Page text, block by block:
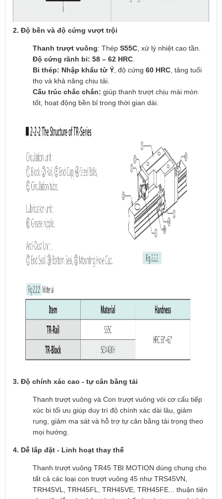
2. Độ bền và độ cứng vượt trội
Thanh trượt vuông: Thép S55C , xử lý nhiệt cao tần.
Độ cứng rãnh bi: 58 – 62 HRC
Bi thép: Nhập khẩu từ Ý , độ cứng 60 HRC , tăng tuổi
thọ và khả năng chịu tải.
Cấu trúc chắc chắn: giúp thanh trượt chịu mài mòn
tốt, hoạt động bền bỉ trong thời gian dài.
3. Độ chính xác cao - tự cân bằng tải
Thanh trượt vuông và Con trượt vuông vói cơ cấu tiếp
xúc bi tối ưu giúp duy trì độ chính xác dài lâu, giảm
rung, giảm ma sát và hỗ trợ tự cân bằng tải trọng theo
mọi hướng.
4. Dễ lắp đặt - Linh hoạt thay thế
Thanh trượt vuông TR45 TBI MOTION dùng chung cho
tất cả các loại con trượt vuông 45 như TRS45VN,
TRH45VL, TRH45FL, TRH45VE, TRH45FE... thuận tiện